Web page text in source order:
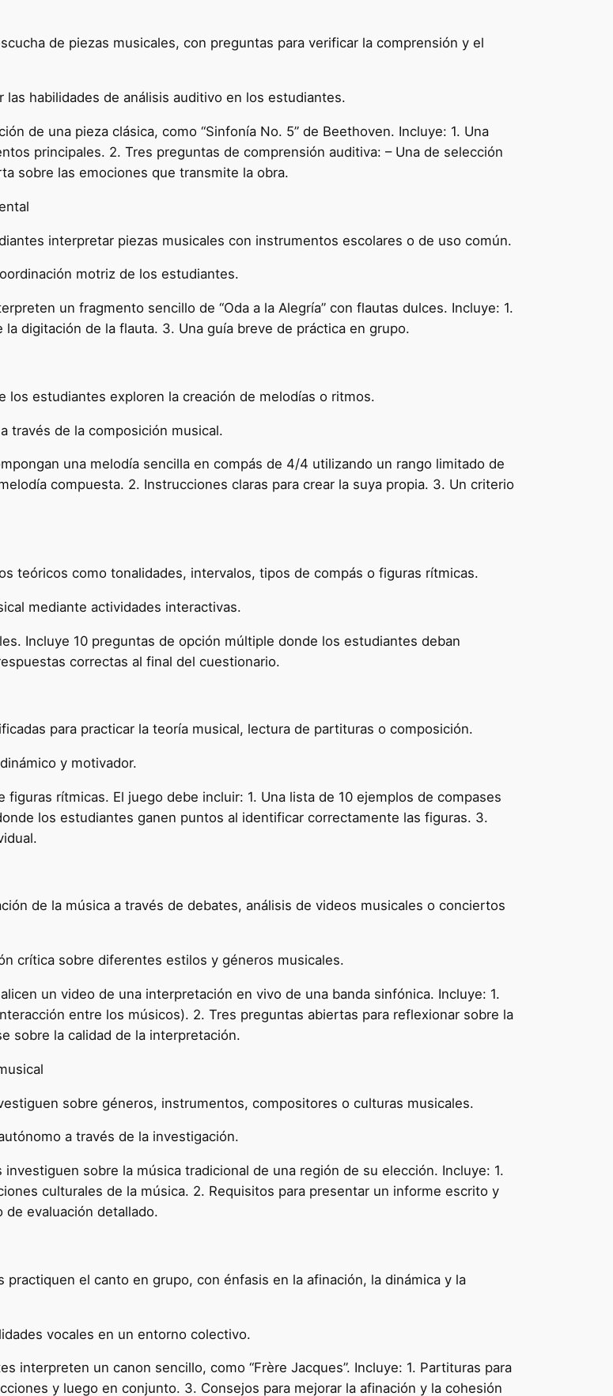
de piezas musicales, con preguntas para verificar la comprensión y el
habilidades de análisis auditivo en los estudiantes.
de una pieza clásica, como “Sinfonía No. 5” de Beethoven. Incluye: 1. Una
principales. 2. Tres preguntas de comprensión auditiva: – Una de selección
sobre las emociones que transmite la obra.
interpretar piezas musicales con instrumentos escolares o de uso común.
motriz de los estudiantes.
un fragmento sencillo de “Oda a la Alegría” con flautas dulces. Incluye: 1.
digitación de la flauta. 3. Una guía breve de práctica en grupo.
los estudiantes exploren la creación de melodías o ritmos.
través de la composición musical.
una melodía sencilla en compás de 4/4 utilizando un rango limitado de
compuesta. 2. Instrucciones claras para crear la suya propia. 3. Un criterio
teóricos como tonalidades, intervalos, tipos de compás o figuras rítmicas.
mediante actividades interactivas.
Incluye 10 preguntas de opción múltiple donde los estudiantes deban
correctas al final del cuestionario.
para practicar la teoría musical, lectura de partituras o composición.
y motivador.
rítmicas. El juego debe incluir: 1. Una lista de 10 ejemplos de compases
los estudiantes ganen puntos al identificar correctamente las figuras. 3.
de la música a través de debates, análisis de videos musicales o conciertos
crítica sobre diferentes estilos y géneros musicales.
un video de una interpretación en vivo de una banda sinfónica. Incluye: 1.
entre los músicos). 2. Tres preguntas abiertas para reflexionar sobre la
sobre la calidad de la interpretación.
sobre géneros, instrumentos, compositores o culturas musicales.
a través de la investigación.
sobre la música tradicional de una región de su elección. Incluye: 1.
culturales de la música. 2. Requisitos para presentar un informe escrito y
evaluación detallado.
el canto en grupo, con énfasis en la afinación, la dinámica y la
vocales en un entorno colectivo.
interpreten un canon sencillo, como “Frère Jacques”. Incluye: 1. Partituras para
y luego en conjunto. 3. Consejos para mejorar la afinación y la cohesión